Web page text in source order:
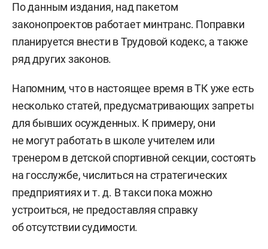
По данным издания, над пакетом
законопроектов работает минтранс. Поправки
планируется внести в Трудовой кодекс, а также
ряд других законов.
Напомним, что в настоящее время в ТК уже есть
несколько статей, предусматривающих запреты
для бывших осужденных. К примеру, они
не могут работать в школе учителем или
тренером в детской спортивной секции, состоять
на госслужбе, числиться на стратегических
предприятияхи т. д. В такси пока можно
устроиться, не предоставляя справку
об отсутствии судимости.